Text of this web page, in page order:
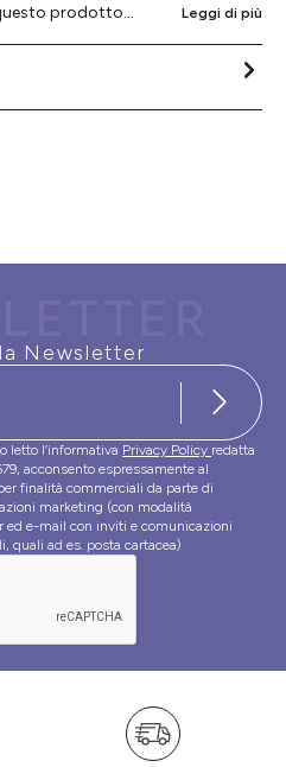
prodotto... Leggi di più
Newsletter
letto l’informativa Privacy Policy redatta
acconsento espressamente al
finalità commerciali da parte di
marketing (con modalità
ed e-mail con inviti e comunicazioni
quali ad es. posta cartacea)